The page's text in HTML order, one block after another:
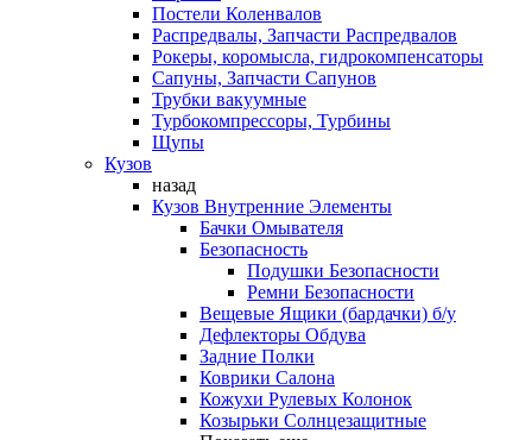
Постели Коленвалов
Распредвалы, Запчасти Распредвалов
Рокеры, коромысла, гидрокомпенсаторы
Сапуны, Запчасти Сапунов
Трубки вакуумные
Турбокомпрессоры, Турбины
Щупы
Кузов
назад
Кузов Внутренние Элементы
Бачки Омывателя
Безопасность
Подушки Безопасности
Ремни Безопасности
Вещевые Ящики (бардачки) б/у
Дефлекторы Обдува
Задние Полки
Коврики Салона
Кожухи Рулевых Колонок
Козырьки Солнцезащитные